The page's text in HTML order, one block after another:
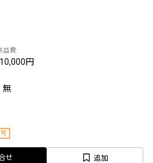
10,000円
無
せ 追加